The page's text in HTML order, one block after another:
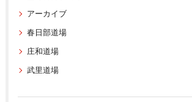
アーカイブ
春日部道場
庄和道場
武里道場